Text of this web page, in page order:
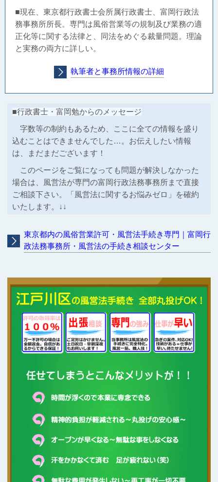
■現在、東京都行政書士会所属行政書士、富岡行政法
務事務所所長。 専門は風俗営業等の規制及び業務の適
正化等に関する法律と、同法をめぐる裁量問題。理論
と実務の両方に詳しい。
執筆者と事務所情報の詳細
■行政書士・富岡勉からのメッセージ
字数等の制約もあるため、ここに全ての情報を盛り
込むことはできませんでした…。お伝えしたい情報
は、まだまだございます！
このページをご覧になっても問題が解決しなかった
場合は、風営法が専門の富岡行政法務事務所まで直接
ご相談下さい。「風営法に関するお悩みゼロ」を確約
いたします。↓↓
東京都内の風俗営業許可・風営法手続き専門｜富岡行
政法務事務所・風営法の手続き相談センター